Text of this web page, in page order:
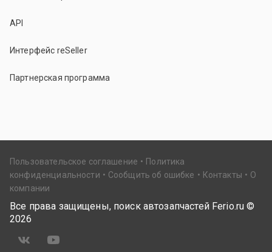
API
Интерфейс reSeller
Партнерская программа
Пользовательское соглашение
Политика
конфиденциальности
Сообщить об ошибке Контакты
О
компании
Все права защищены, поиск автозапчастей Ferio.ru ©
2026